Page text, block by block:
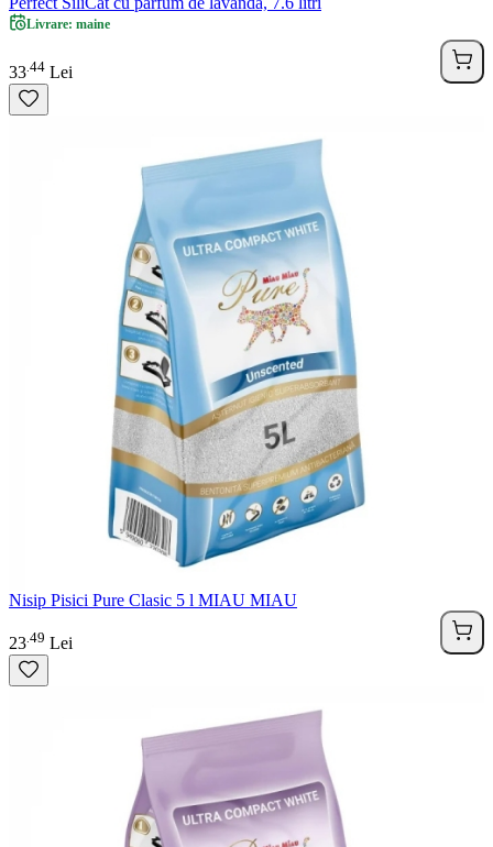
Livrare: maine
33 44 Lei
Nisip Pisici Pure Clasic 5 l MIAU MIAU
23 49 Lei